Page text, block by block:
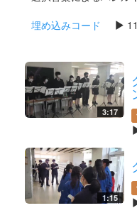
埋め込みコード
3:17
1:15